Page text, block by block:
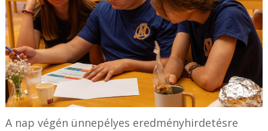
A nap végén ünnepélyes eredményhirdetésre